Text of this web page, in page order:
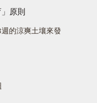
」原則
的涼爽土壤來發